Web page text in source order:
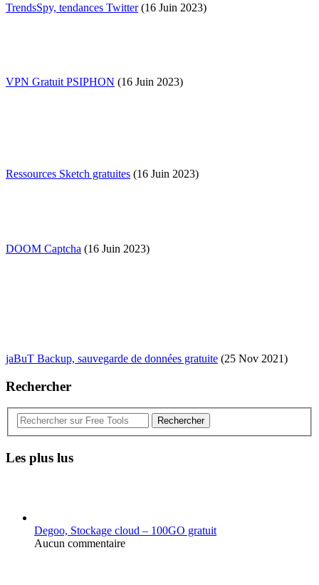
TrendsSpy, tendances Twitter(16 Juin 2023)
VPN Gratuit PSIPHON (16 Juin 2023)
Ressources Sketch gratuites (16 Juin 2023)
DOOM Captcha (16 Juin 2023)
jaBuT Backup, sauvegarde de données gratuite (25 Nov 2021)
Rechercher
Rechercher
Les plus lus
Degoo, Stockage cloud – 100GO gratuit
Aucun commentaire